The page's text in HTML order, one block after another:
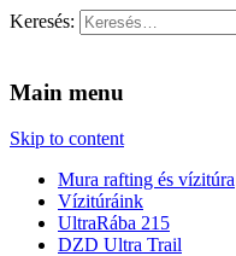
Keresés:
Main menu
Skip to content
Mura rafting és vízitúra
Vízitúráink
UltraRába 215
DZD Ultra Trail